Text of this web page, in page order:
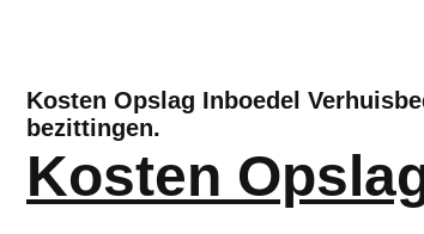
Kosten Opslag Inboedel
bezittingen.
Kosten